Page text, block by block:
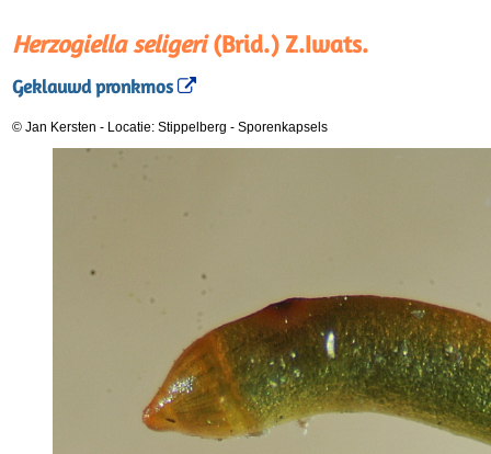
Herzogiella seligeri(Brid.) Z.Iwats.
Geklauwd pronkmos
© Jan Kersten - Locatie: Stippelberg - Sporenkapsels